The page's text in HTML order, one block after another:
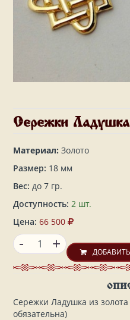
Сережки
Материал: Золото
Размер: 18 мм
Вес: до 7 гр.
Доступность: 2 шт.
Цена: 66 500
+
-
Сережки Ладушка из
обязательна)